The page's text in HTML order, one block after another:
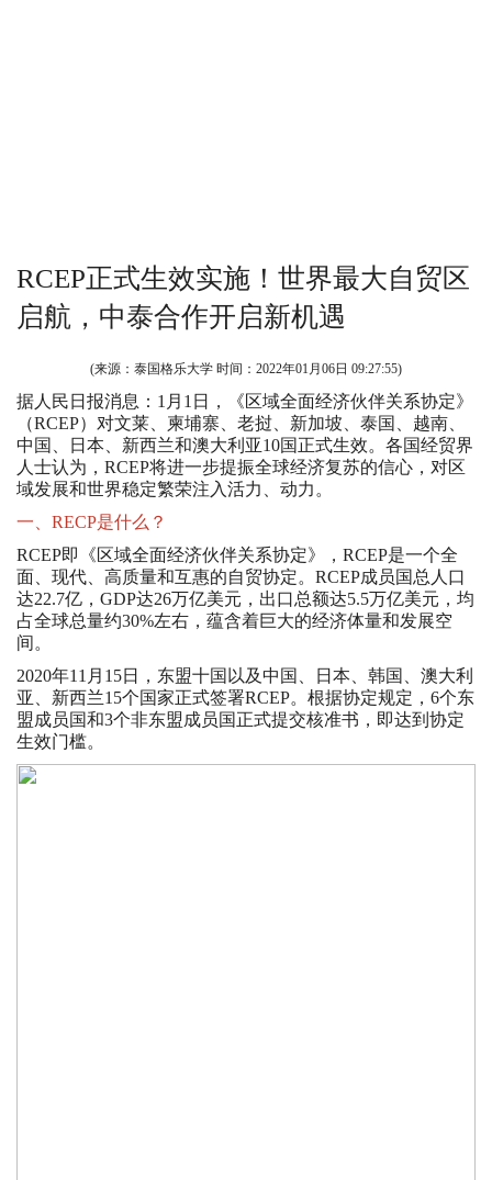
RCEP正式生效实施！世界最大自贸区
启航，中泰合作开启新机遇
(来源：泰国格乐大学 时间： 2022年01月06日 09:27:55)
据人民日报消息：1月1日，《区域全面经济伙伴关系协定》
（RCEP）对文莱、柬埔寨、老挝、新加坡、泰国、越南、
中国、日本、新西兰和澳大利亚10国正式生效。各国经贸界
人士认为，RCEP将进一步提振全球经济复苏的信心，对区
域发展和世界稳定繁荣注入活力、动力。
一、RECP是什么？
RCEP即《区域全面经济伙伴关系协定》，RCEP是一个全
面、现代、高质量和互惠的自贸协定。RCEP成员国总人口
达22.7亿，GDP达26万亿美元，出口总额达5.5万亿美元，均
占全球总量约30%左右，蕴含着巨大的经济体量和发展空
间。
2020年11月15日，东盟十国以及中国、日本、韩国、澳大利
亚、新西兰15个国家正式签署RCEP。根据协定规定，6个东
盟成员国和3个非东盟成员国正式提交核准书，即达到协定
生效门槛。